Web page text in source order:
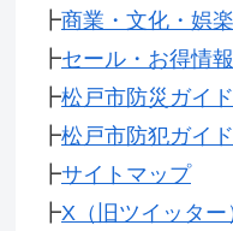
┣商業・文化・娯
┣セール・お得情報
┣松戸市防災ガイド
┣松戸市防犯ガイド
┣サイトマップ
┣X（旧ツイッター